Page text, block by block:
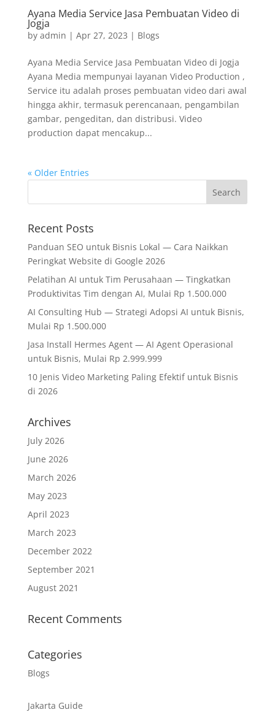
Ayana Media Service Jasa Pembuatan Video di
Jogja
by admin | Apr 27, 2023 | Blogs
Ayana Media Service Jasa Pembuatan Video di Jogja
Ayana Media mempunyai layanan Video Production ,
Service itu adalah proses pembuatan video dari awal
hingga akhir, termasuk perencanaan, pengambilan
gambar, pengeditan, dan distribusi. Video
production dapat mencakup...
« Older Entries
Recent Posts
Panduan SEO untuk Bisnis Lokal — Cara Naikkan
Peringkat Website di Google 2026
Pelatihan AI untuk Tim Perusahaan — Tingkatkan
Produktivitas Tim dengan AI, Mulai Rp 1.500.000
AI Consulting Hub — Strategi Adopsi AI untuk Bisnis,
Mulai Rp 1.500.000
Jasa Install Hermes Agent — AI Agent Operasional
untuk Bisnis, Mulai Rp 2.999.999
10 Jenis Video Marketing Paling Efektif untuk Bisnis
di 2026
Archives
July 2026
June 2026
March 2026
May 2023
April 2023
March 2023
December 2022
September 2021
August 2021
Recent Comments
Categories
Blogs
Jakarta Guide